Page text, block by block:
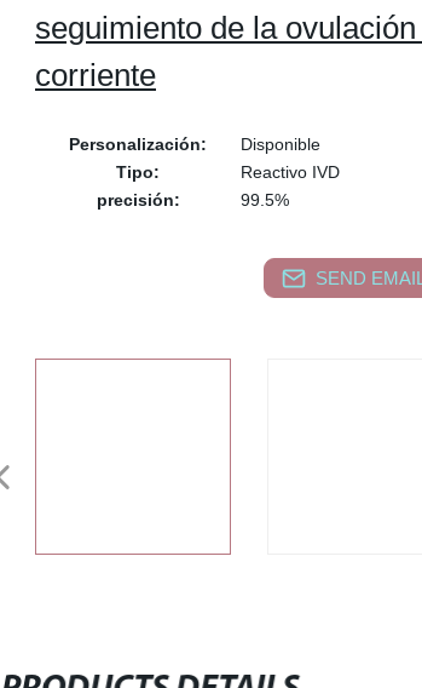
seguimiento de la
corriente
Personalización:
Disponible
Tipo:
Reactivo IVD
precisión:
99.5%
SEND